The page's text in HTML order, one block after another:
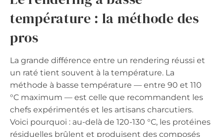
température : la méthode des
pros
La grande différence entre un rendering réussi et
un raté tient souvent à la température. La
méthode à basse température — entre 90 et 110
°C maximum — est celle que recommandent les
chefs expérimentés et les artisans charcutiers.
Voici pourquoi : au-delà de 120-130 °C, les protéines
résiduelles brûlent et produisent des composés